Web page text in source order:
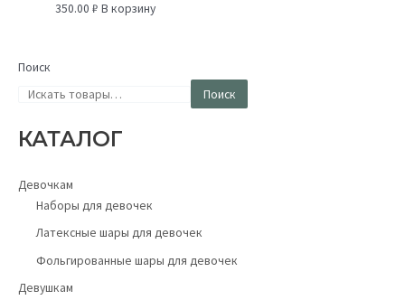
Поиск
Поиск
КАТАЛОГ
Девочкам
Наборы для девочек
Латексные шары для девочек
Фольгированные шары для девочек
Девушкам
350.00₽ В корзину